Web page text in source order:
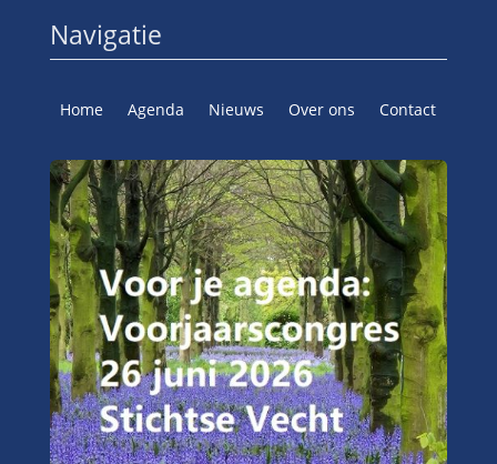
Navigatie
Home Agenda Nieuws Over ons Contact